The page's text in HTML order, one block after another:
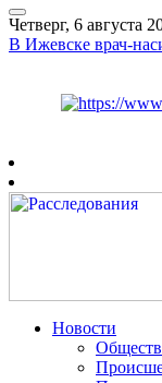
Четверг, 6 августа
В Ижевске врач-
Новости